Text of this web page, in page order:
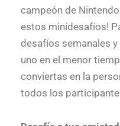
campeón de
estos minidesafíos!
desafíos semanales
uno en el menor
conviertas en la
todos los